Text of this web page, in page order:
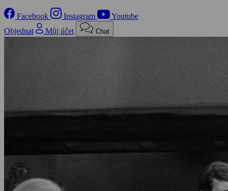
Facebook Instagram
Youtube
Objednat
Můj účet Chat